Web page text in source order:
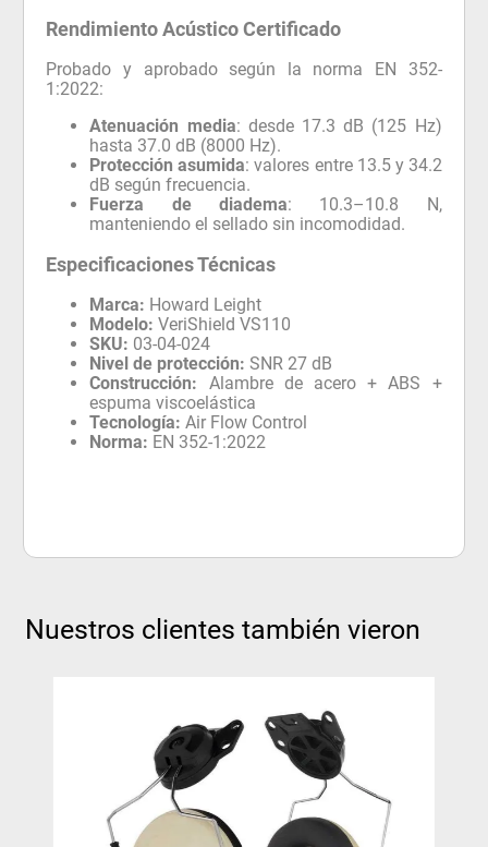
Rendimiento Acústico Certificado
Probado y aprobado según la norma EN 352-
1:2022:
Atenuación media: desde 17.3 dB (125 Hz)
hasta 37.0 dB (8000 Hz).
Protección asumida: valores entre 13.5 y 34.2
dB según frecuencia.
Fuerza de diadema: 10.3–10.8 N,
manteniendo el sellado sin incomodidad.
Especificaciones Técnicas
Marca: Howard Leight
Modelo: VeriShield VS110
SKU: 03-04-024
Nivel de protección: SNR 27 dB
Construcción: Alambre de acero + ABS +
espuma viscoelástica
Tecnología: Air Flow Control
Norma: EN 352-1:2022
Nuestros clientes también vieron